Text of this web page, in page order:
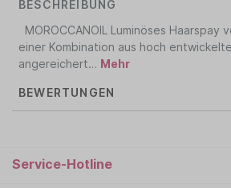
BESCHREIBUNG
MOROCCANOIL Luminöses Haarspay
einer Kombination aus hoch
angereichert… Mehr
BEWERTUNGEN
Service-Hotline